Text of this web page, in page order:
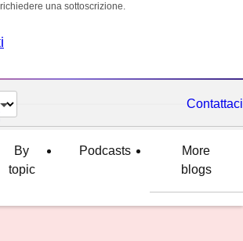
una sottoscrizione.
Contattaci
By
topic
Podcasts
More
blogs